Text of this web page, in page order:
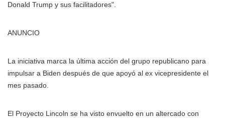
Donald Trump y sus facilitadores".
ANUNCIO
La iniciativa marca la última acción del grupo republicano para
impulsar a Biden después de que apoyó al ex vicepresidente el
mes pasado.
El Proyecto Lincoln se ha visto envuelto en un altercado con